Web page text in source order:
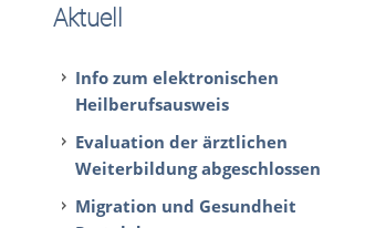
Aktuell
Info zum elektronischen
Heilberufsausweis
Evaluation der ärztlichen
Weiterbildung abgeschlossen
Migration und Gesundheit